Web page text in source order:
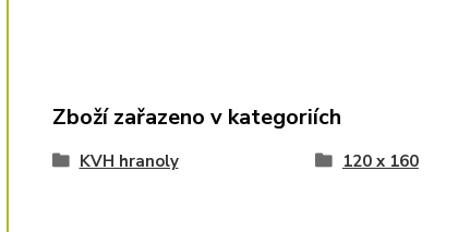
Zboží zařazeno v kategoriích
KVH hranoly 120 x 160